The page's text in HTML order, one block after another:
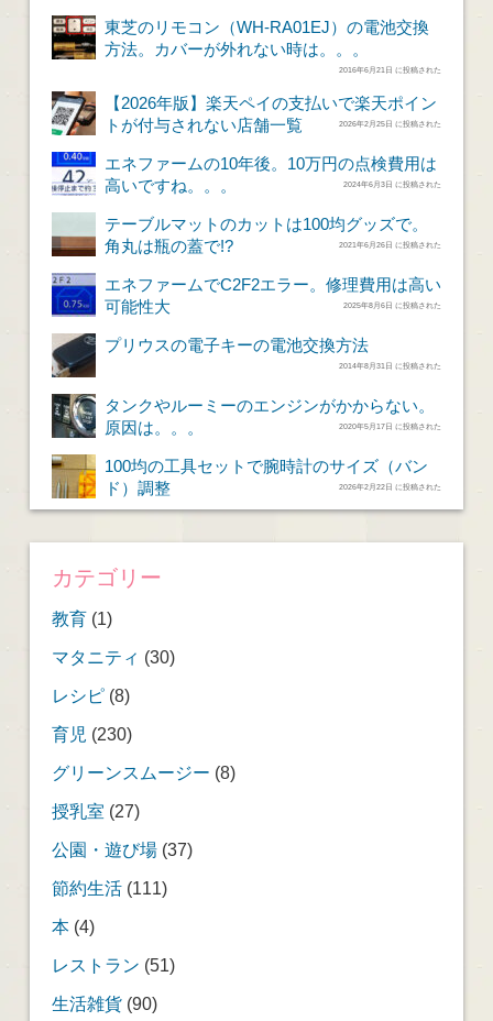
東芝のリモコン（WH-RA01EJ）の電池交換
方法。カバーが外れない時は。。。
2016年6月21日 に投稿された
【2026年版】楽天ペイの支払いで楽天ポイン
トが付与されない店舗一覧
2026年2月25日 に投稿された
エネファームの10年後。10万円の点検費用は
高いですね。。。
2024年6月3日 に投稿された
テーブルマットのカットは100均グッズで。
角丸は瓶の蓋で!?
2021年6月26日 に投稿された
エネファームでC2F2エラー。修理費用は高い
可能性大
2025年8月6日 に投稿された
プリウスの電子キーの電池交換方法
2014年8月31日 に投稿された
タンクやルーミーのエンジンがかからない。
原因は。。。
2020年5月17日 に投稿された
100均の工具セットで腕時計のサイズ（バン
ド）調整
2026年2月22日 に投稿された
カテゴリー
教育(1)
マタニティ (30)
レシピ(8)
育児 (230)
グリーンスムージー (8)
授乳室 (27)
公園・遊び場(37)
節約生活(111)
本(4)
レストラン (51)
生活雑貨(90)